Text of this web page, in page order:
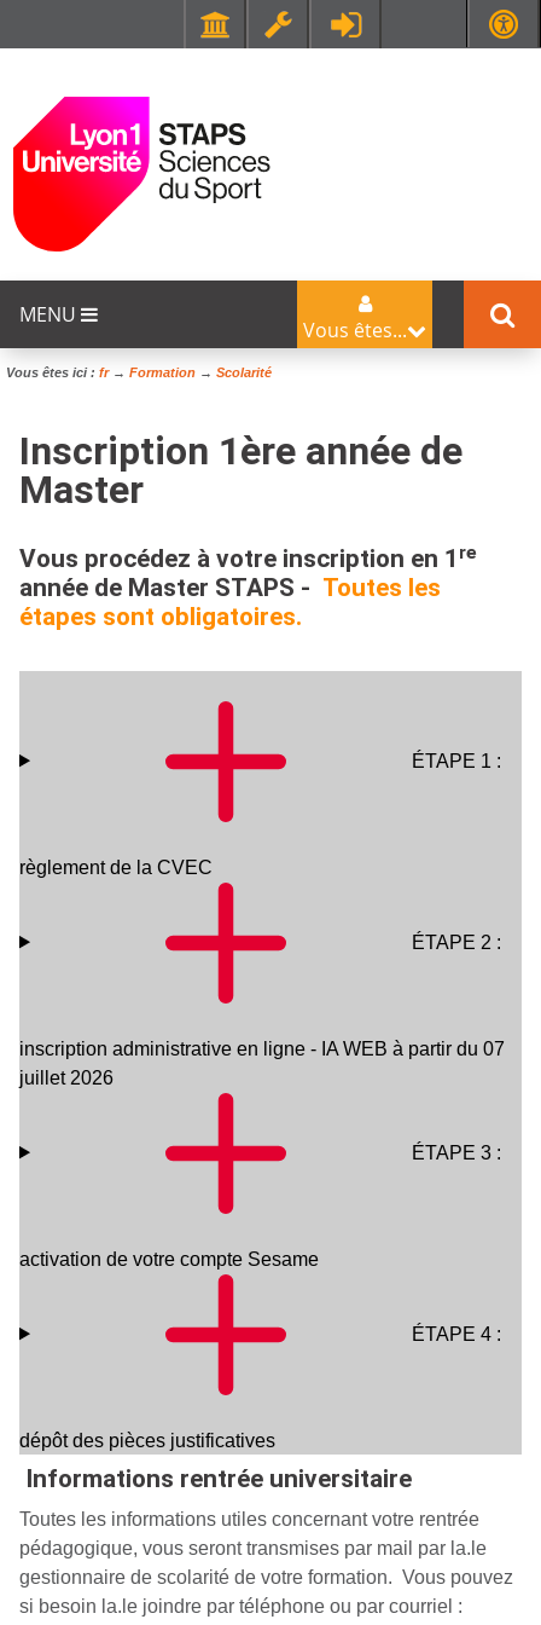
MENU
Vous êtes...
Vous êtes ici : fr→ Formation → Scolarité
Inscription 1ère année de
Master
Vous procédez à votre inscription en 1ʳᵉ
année de Master STAPS - Toutes les
étapes sont obligatoires.
ÉTAPE 1 :
règlement de la CVEC
ÉTAPE 2 :
inscription administrative en ligne - IA WEB à partir du 07
juillet 2026
ÉTAPE 3 :
activation de votre compte Sesame
ÉTAPE 4 :
dépôt des pièces justificatives
Informations rentrée universitaire
Toutes les informations utiles concernant votre rentrée
pédagogique, vous seront transmises par mail par la.le
gestionnaire de scolarité de votre formation. Vous pouvez
si besoin la.le joindre par téléphone ou par courriel :